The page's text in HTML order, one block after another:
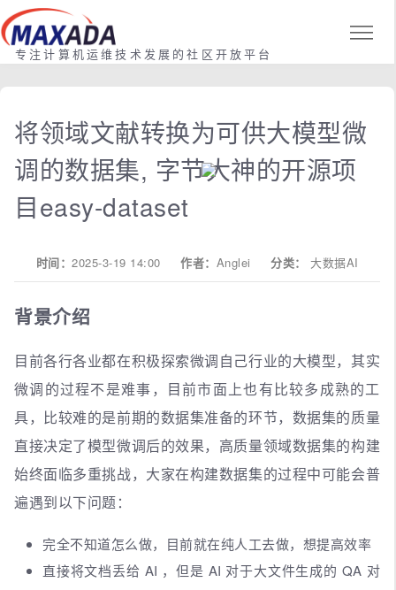
专注计算机运维技术发展的社区开放平台
将领域文献转换为可供大模型微
调的数据集, 字节大神的开源项
目easy-dataset
时间： 2025-3-19 14:00 作者： Anglei 分类： 大数据AI
背景介绍
目前各行各业都在积极探索微调自己行业的大模型，其实
微调的过程不是难事，目前市面上也有比较多成熟的工
具，比较难的是前期的数据集准备的环节，数据集的质量
直接决定了模型微调后的效果，高质量领域数据集的构建
始终面临多重挑战，大家在构建数据集的过程中可能会普
遍遇到以下问题：
完全不知道怎么做，目前就在纯人工去做，想提高效率
直接将文档丢给 AI ，但是 AI 对于大文件生成的 QA 对